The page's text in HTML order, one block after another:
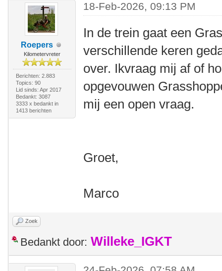
Roepers
Kilometervreter
Berichten: 2.883
Topics: 90
Lid sinds: Apr 2017
Bedankt: 3087
3333 x bedankt in
1413 berichten
18-Feb-2026, 09:13 PM
In de trein gaat een
verschillende keren
over. Ikvraag mij af of
opgevouwen
mij een open vraag.
Groet,
Marco
Zoek
Bedankt door: Willeke_IGKT